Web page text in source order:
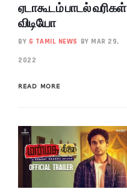
ஏடாகூடம் பாடல் வரிகள்
விடியோ
BY G TAMIL NEWS BY MAR 29,
2022
READ MORE